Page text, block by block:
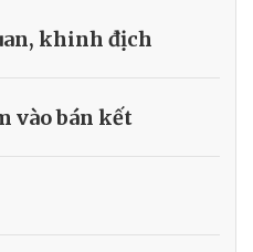
khinh địch
vào bán kết